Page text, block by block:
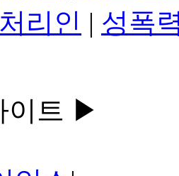
리인 | 성폭
이트 ▶